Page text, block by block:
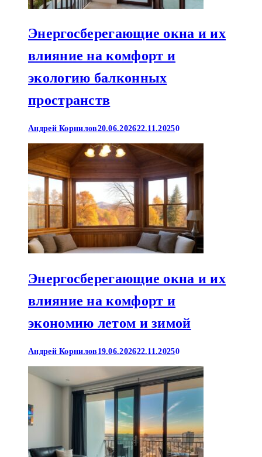
Энергосберегающие окна и их
влияние на комфорт и
экологию балконных
пространств
Андрей Корнилов20.06.202622.11.20250
Энергосберегающие окна и их
влияние на комфорт и
экономию летом и зимой
Андрей Корнилов 19.06.202622.11.20250